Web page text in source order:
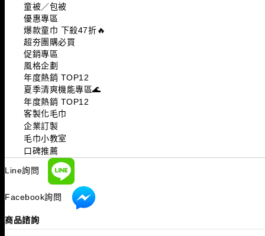
童被／包被
優惠專區
爆款童巾 下殺47折🔥
超夯團購必買
促銷專區
風格企劃
年度熱銷 TOP12
夏季清爽機能專區🌊
年度熱銷 TOP12
客製化毛巾
企業訂製
毛巾小教室
口碑推薦
Line詢問
Facebook詢問
商品諮詢